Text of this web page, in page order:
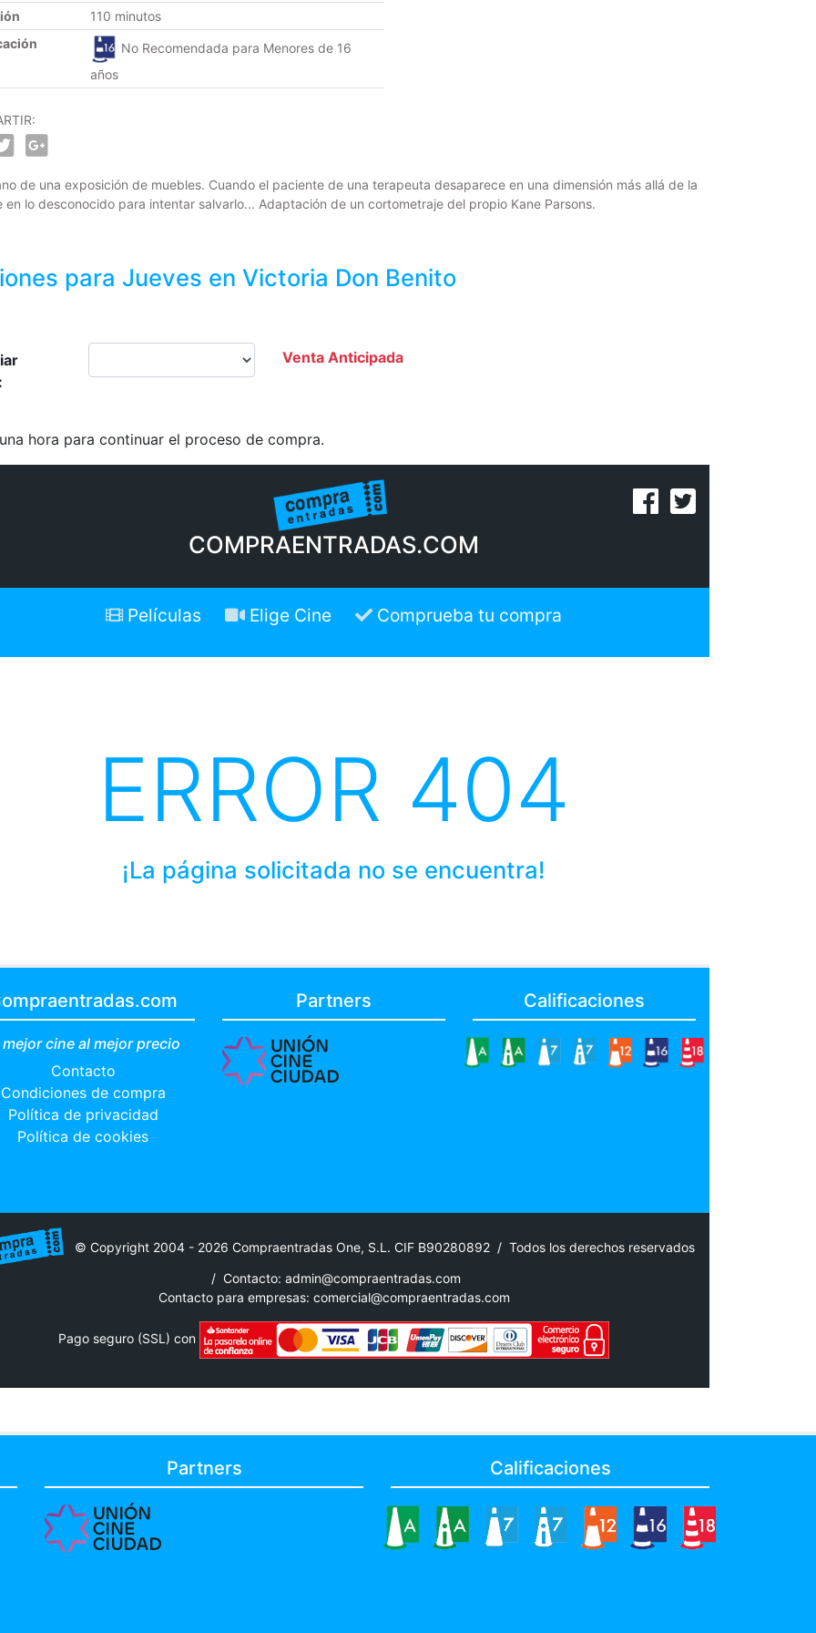
110 minutos
No Recomendada para Menores de 16
años
de una exposición de muebles. Cuando el paciente de una terapeuta desaparece en una dimensión más allá de la
lo desconocido para intentar salvarlo... Adaptación de un cortometraje del propio Kane Parsons.
para Jueves en Victoria Don Benito
Venta Anticipada
hora para continuar el proceso de compra.
COMPRAENTRADAS.COM
Películas Elige Cine Comprueba tu compra
ERROR 404
¡La página solicitada no se encuentra!
mejor cine al mejor precio
Contacto
Condiciones de compra
Política de privacidad
Política de cookies
Partners Calificaciones
© Copyright 2004 - 2026 Compraentradas One, S.L. CIF B90280892 / Todos los derechos reservados
/ Contacto: admin@compraentradas.com
Contacto para empresas: comercial@compraentradas.com
Pago seguro (SSL) con
Partners Calificaciones